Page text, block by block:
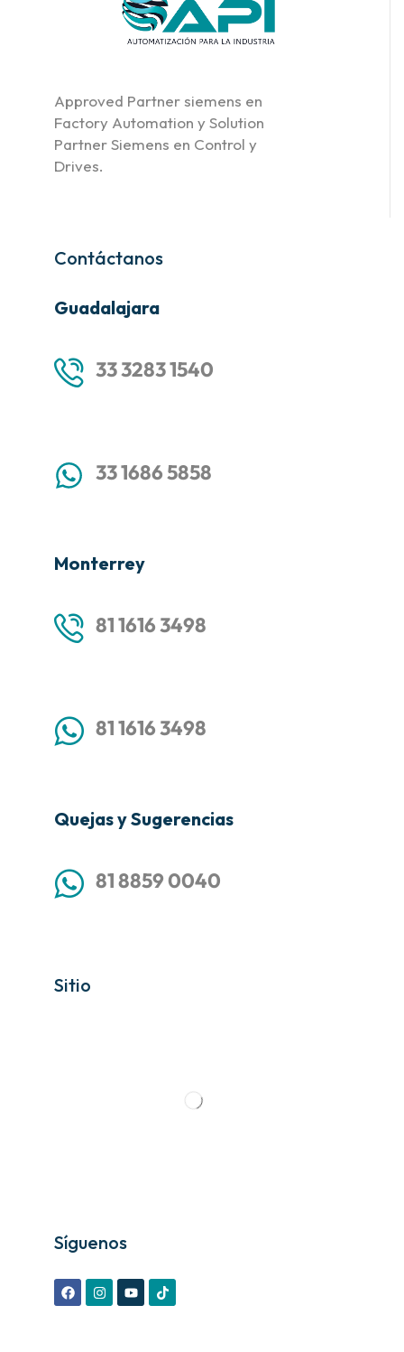
Approved Partner siemens en
Factory Automation y Solution
Partner Siemens en Control y
Drives.
Contáctanos
Guadalajara
33 3283 1540
33 1686 5858
Monterrey
81 1616 3498
81 1616 3498
Quejas y Sugerencias
81 8859 0040
Sitio
Síguenos